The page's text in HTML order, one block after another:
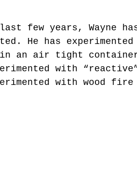
few years, Wayne
He has
in an air tight
with
with wood